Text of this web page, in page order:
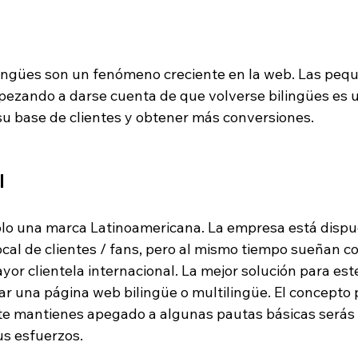
son un fenómeno creciente en la web. Las
a darse cuenta de que volverse bilingües es
base de clientes y obtener más conversiones.
una marca Latinoamericana. La empresa está
de clientes / fans, pero al mismo tiempo sueñan
clientela internacional. La mejor solución para
una página web bilingüe o multilingüe. El
mantienes apegado a algunas pautas básicas serás
esfuerzos.